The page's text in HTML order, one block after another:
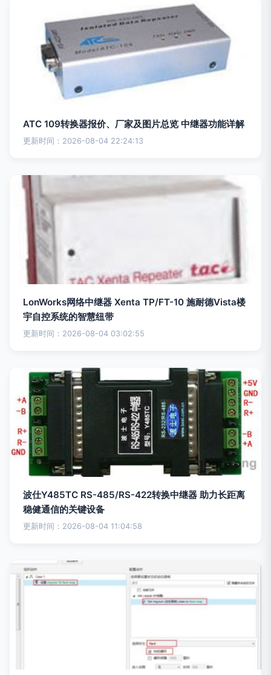
ATC 109转换器报价、厂家及图片总览 中继器功能详解
更新时间：2026-08-04 22:24:13
LonWorks网络中继器 Xenta TP/FT-10 施耐德Vista楼
宇自控系统的智慧纽带
更新时间：2026-08-04 03:02:55
波仕Y485TC RS-485/RS-422转换中继器 助力长距离
稳健通信的关键设备
更新时间：2026-08-04 11:04:58